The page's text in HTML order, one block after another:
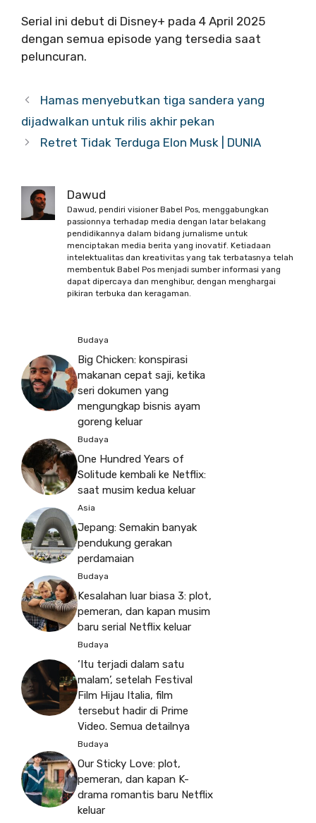
Serial ini debut di Disney+ pada 4 April 2025
dengan semua episode yang tersedia saat
peluncuran.
Hamas menyebutkan tiga sandera yang
dijadwalkan untuk rilis akhir pekan
Retret Tidak Terduga Elon Musk | DUNIA
Dawud
Dawud, pendiri visioner Babel Pos, menggabungkan
passionnya terhadap media dengan latar belakang
pendidikannya dalam bidang jurnalisme untuk
menciptakan media berita yang inovatif. Ketiadaan
intelektualitas dan kreativitas yang tak terbatasnya telah
membentuk Babel Pos menjadi sumber informasi yang
dapat dipercaya dan menghibur, dengan menghargai
pikiran terbuka dan keragaman.
Budaya
Big Chicken: konspirasi
makanan cepat saji, ketika
seri dokumen yang
mengungkap bisnis ayam
goreng keluar
Budaya
One Hundred Years of
Solitude kembali ke Netflix:
saat musim kedua keluar
Asia
Jepang: Semakin banyak
pendukung gerakan
perdamaian
Budaya
Kesalahan luar biasa 3: plot,
pemeran, dan kapan musim
baru serial Netflix keluar
Budaya
‘Itu terjadi dalam satu
malam’, setelah Festival
Film Hijau Italia, film
tersebut hadir di Prime
Video. Semua detailnya
Budaya
Our Sticky Love: plot,
pemeran, dan kapan K-
drama romantis baru Netflix
keluar